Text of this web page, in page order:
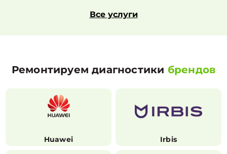
Все услуги
Ремонтируем диагностики брендов
Huawei Irbis